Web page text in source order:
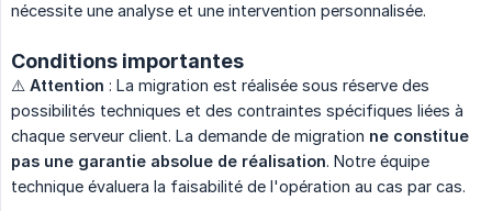
nécessite une analyse et une intervention personnalisée.
Conditions importantes
⚠️ Attention : La migration est réalisée sous réserve des
possibilités techniques et des contraintes spécifiques liées à
chaque serveur client. La demande de migration ne constitue
pas une garantie absolue de réalisation. Notre équipe
technique évaluera la faisabilité de l'opération au cas par cas.